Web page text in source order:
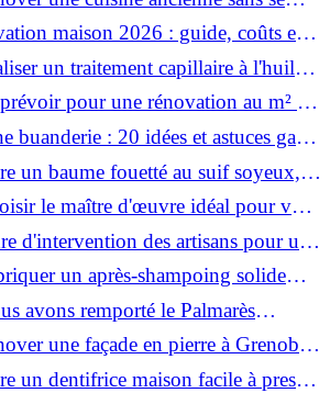
maison 2026 : guide, coûts et
un traitement capillaire à l'huile
?
pour une rénovation au m² en
buanderie : 20 idées et astuces gain
espace fonctionnel et stylé
un baume fouetté au suif soyeux,
le maître d'œuvre idéal pour vos
?
d'intervention des artisans pour une
un après-shampoing solide
?
avons remporté le Palmarès
2025 : les coulisses du projet primé
une façade en pierre à Grenoble
et conseils
un dentifrice maison facile à presser